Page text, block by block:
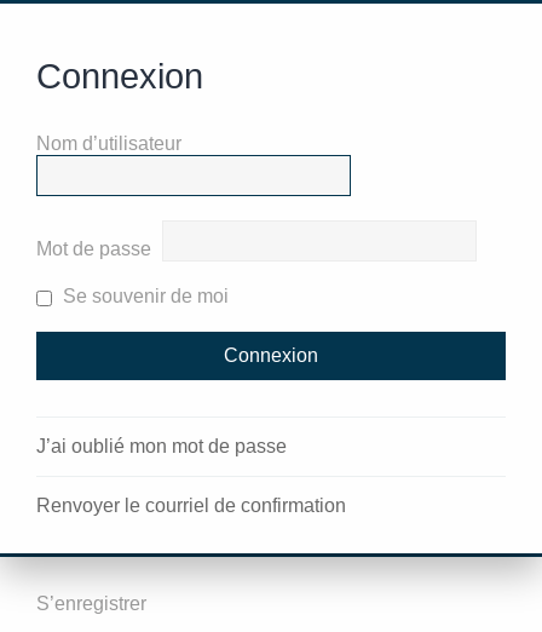
Connexion
Nom d’utilisateur
Mot de passe
Se souvenir de moi
J’ai oublié mon mot de passe
Renvoyer le courriel de confirmation
S’enregistrer